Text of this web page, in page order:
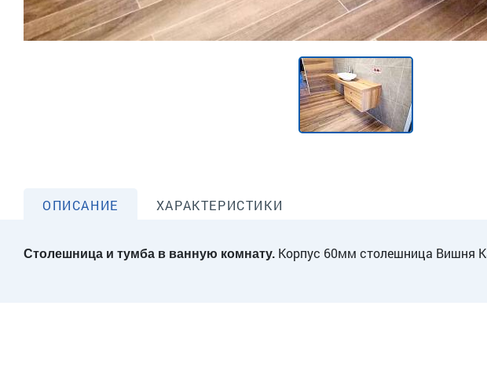
ОПИСАНИЕ ХАРАКТЕРИСТИКИ
Столешница и тумба в ванную комнату. Корпус 60мм столешница Вишня